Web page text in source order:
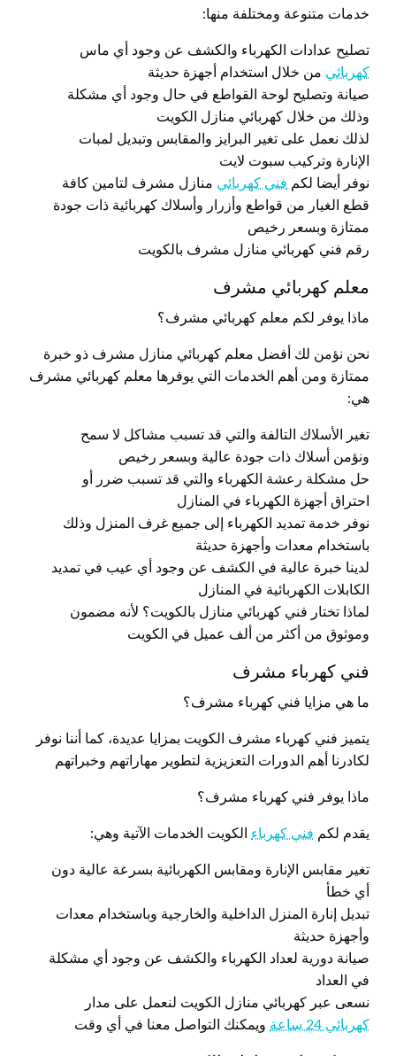
خدمات متنوعة ومختلفة منها:
تصليح عدادات الكهرباء والكشف عن وجود أي ماس
كهربائي من خلال استخدام أجهزة حديثة
صيانة وتصليح لوحة القواطع في حال وجود أي مشكلة
وذلك من خلال كهربائي منازل الكويت
لذلك نعمل على تغير البرايز والمقابس وتبديل لمبات
الإنارة وتركيب سبوت لايت
نوفر أيضا لكم فني كهربائي منازل مشرف لتامين كافة
قطع الغيار من قواطع وأزرار وأسلاك كهربائية ذات جودة
ممتازة وبسعر رخيص
رقم فني كهربائي منازل مشرف بالكويت
معلم كهربائي مشرف
ماذا يوفر لكم معلم كهربائي مشرف؟
نحن نؤمن لك أفضل معلم كهربائي منازل مشرف ذو خبرة
ممتازة ومن أهم الخدمات التي يوفرها معلم كهربائي مشرف
هي:
تغير الأسلاك التالفة والتي قد تسبب مشاكل لا سمح
ونؤمن أسلاك ذات جودة عالية وبسعر رخيص
حل مشكلة رعشة الكهرباء والتي قد تسبب ضرر أو
احتراق أجهزة الكهرباء في المنازل
نوفر خدمة تمديد الكهرباء إلى جميع غرف المنزل وذلك
باستخدام معدات وأجهزة حديثة
لدينا خبرة عالية في الكشف عن وجود أي عيب في تمديد
الكابلات الكهربائية في المنازل
لماذا تختار فني كهربائي منازل بالكويت؟ لأنه مضمون
وموثوق من أكثر من ألف عميل في الكويت
فني كهرباء مشرف
ما هي مزايا فني كهرباء مشرف؟
يتميز فني كهرباء مشرف الكويت بمزايا عديدة، كما أننا نوفر
لكادرنا أهم الدورات التعزيزية لتطوير مهاراتهم وخبراتهم
ماذا يوفر فني كهرباء مشرف؟
يقدم لكم فني كهرباء الكويت الخدمات الآتية وهي:
تغير مقابس الإنارة ومقابس الكهربائية بسرعة عالية دون
أي خطأ
تبديل إنارة المنزل الداخلية والخارجية وباستخدام معدات
وأجهزة حديثة
صيانة دورية لعداد الكهرباء والكشف عن وجود أي مشكلة
في العداد
نسعى عبر كهربائي منازل الكويت لنعمل على مدار
كهربائي 24 ساعة
ويمكنك التواصل معنا في أي وقت